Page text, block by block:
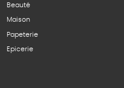
Beauté
Maison
Papeterie
Epicerie